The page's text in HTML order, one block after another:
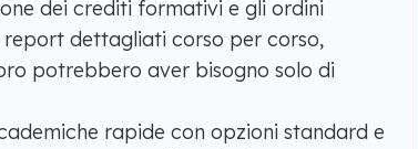
dei crediti formativi e gli ordini
report dettagliati corso per corso,
potrebbero aver bisogno solo di
rapide con opzioni standard e